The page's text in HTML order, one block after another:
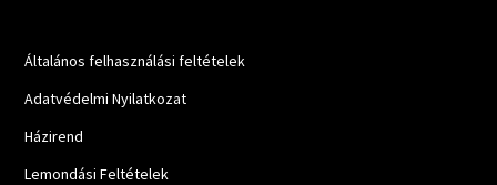
Általános felhasználási feltételek
Adatvédelmi Nyilatkozat
Házirend
Lemondási Feltételek